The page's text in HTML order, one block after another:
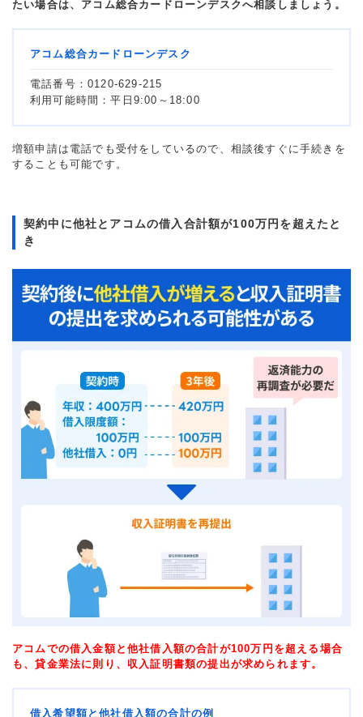
たい場合は、アコム総合カードローンデスクへ相談しましょう。
アコム総合カードローンデスク
電話番号：0120-629-215
利用可能時間：平日9:00～18:00
増額申請は電話でも受付をしているので、相談後すぐに手続きを
することも可能です。
契約中に他社とアコムの借入合計額が100万円を超えたと
き
アコムでの借入金額と他社借入額の合計が100万円を超える場合
も、貸金業法に則り、収入証明書類の提出が求められます。
借入希望額と他社借入額の合計の例